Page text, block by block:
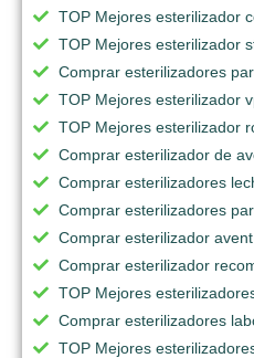
TOP Mejores esterilizador
TOP Mejores esterilizador
Comprar esterilizadores
TOP Mejores esterilizador
TOP Mejores esterilizador
Comprar esterilizador de
Comprar esterilizadores
Comprar esterilizadores
Comprar esterilizador
Comprar esterilizador
TOP Mejores
Comprar esterilizadores
TOP Mejores